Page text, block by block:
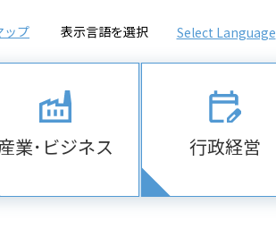
ップ 表示言語を選択 Select Language
業･ビジネス 行政経営